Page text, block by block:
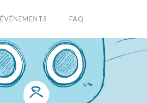
ÉVÉNEMENTS FAQ